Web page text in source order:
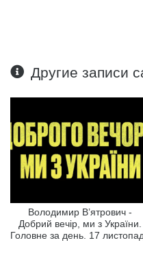
Другие записи
Володимир В’ятрович -
Добрий вечір, ми з України.
Головне за день. 17